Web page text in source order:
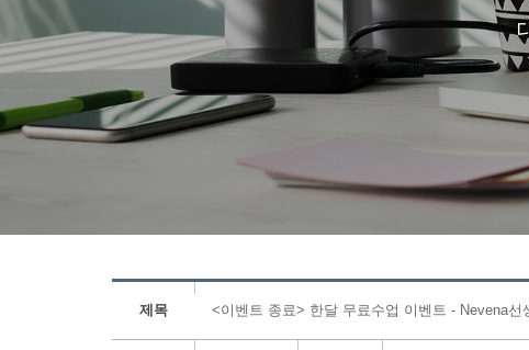
제목 <이벤트 종료> 한달 무료수업 이벤트 - Nevena선